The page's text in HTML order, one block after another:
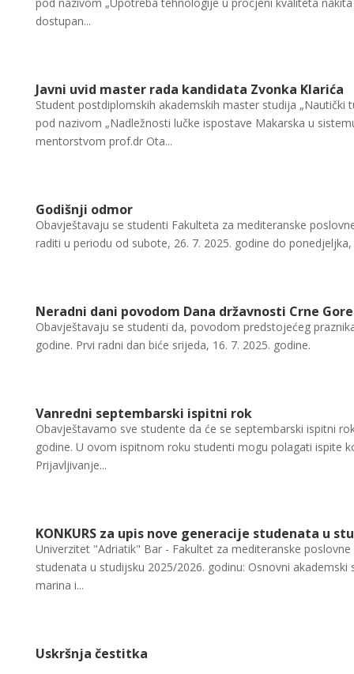
dostupan...
Javni uvid master rada kandidata Zvonka Klarića
Student postdiplomskih akademskih master studija
pod nazivom „Nadležnosti lučke ispostave Makarska u
mentorstvom prof.dr Ota...
Godišnji odmor
Obavještavaju se studenti Fakulteta za mediteranske
raditi u periodu od subote, 26. 7. 2025. godine do
Neradni dani povodom Dana državnosti Crne Gore
Obavještavaju se studenti da, povodom predstojećeg
godine. Prvi radni dan biće srijeda, 16. 7. 2025. godine.
Vanredni septembarski ispitni rok
Obavještavamo sve studente da će se septembarski ispitni
godine. U ovom ispitnom roku studenti mogu polagati ispite
Prijavljivanje...
KONKURS za upis nove generacije studenata u
Univerzitet "Adriatik" Bar - Fakultet za mediteranske
studenata u studijsku 2025/2026. godinu: Osnovni
marina i...
Uskršnja čestitka